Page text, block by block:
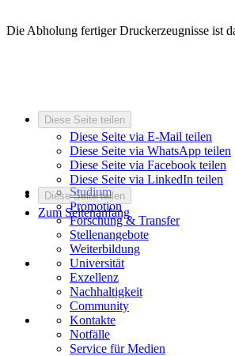
Die Abholung fertiger Druckerzeugnisse ist
Diese Seite teilen
Diese Seite via E-Mail teilen
Diese Seite via WhatsApp teilen
Diese Seite via Facebook teilen
Diese Seite via LinkedIn teilen
Diese Seite teilen
Zum Seitenanfang
Studium
Promotion
Forschung & Transfer
Stellenangebote
Weiterbildung
Universität
Exzellenz
Nachhaltigkeit
Community
Kontakte
Notfälle
Service für Medien